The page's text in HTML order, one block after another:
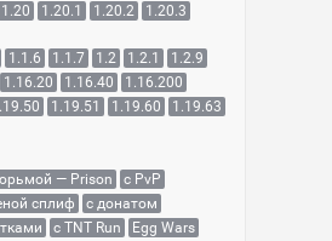
1.20 1.20.1 1.20.2
1.20.3
1.1.6 1.1.7 1.2 1.2.1
1.2.9
1.16.20 1.16.40
1.16.200
1.19.51 1.19.60
1.19.63
— Prison
с PvP
сплиф
с донатом
с TNT Run
Egg Wars